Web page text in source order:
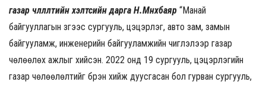
газар чөлөөлөлтийн хэлтсийн дарга Н.Мөнхбаяр “Манай
байгууллагын зүгээс сургууль, цэцэрлэг, авто зам, замын
байгууламж, инженерийн байгууламжийн чиглэлээр газар
чөлөөлөх ажлыг хийсэн. 2022 онд 19 сургууль, цэцэрлэгийн
газар чөлөөлөлтийг бүрэн хийж дуусгасан бол гурван сургууль,